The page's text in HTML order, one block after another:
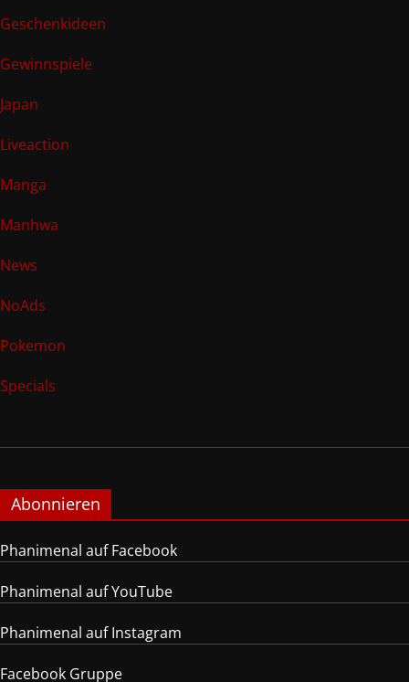
Geschenkideen
Gewinnspiele
Japan
Liveaction
Manga
Manhwa
News
NoAds
Pokemon
Specials
Abonnieren
Phanimenal auf Facebook
Phanimenal auf YouTube
Phanimenal auf Instagram
Facebook Gruppe